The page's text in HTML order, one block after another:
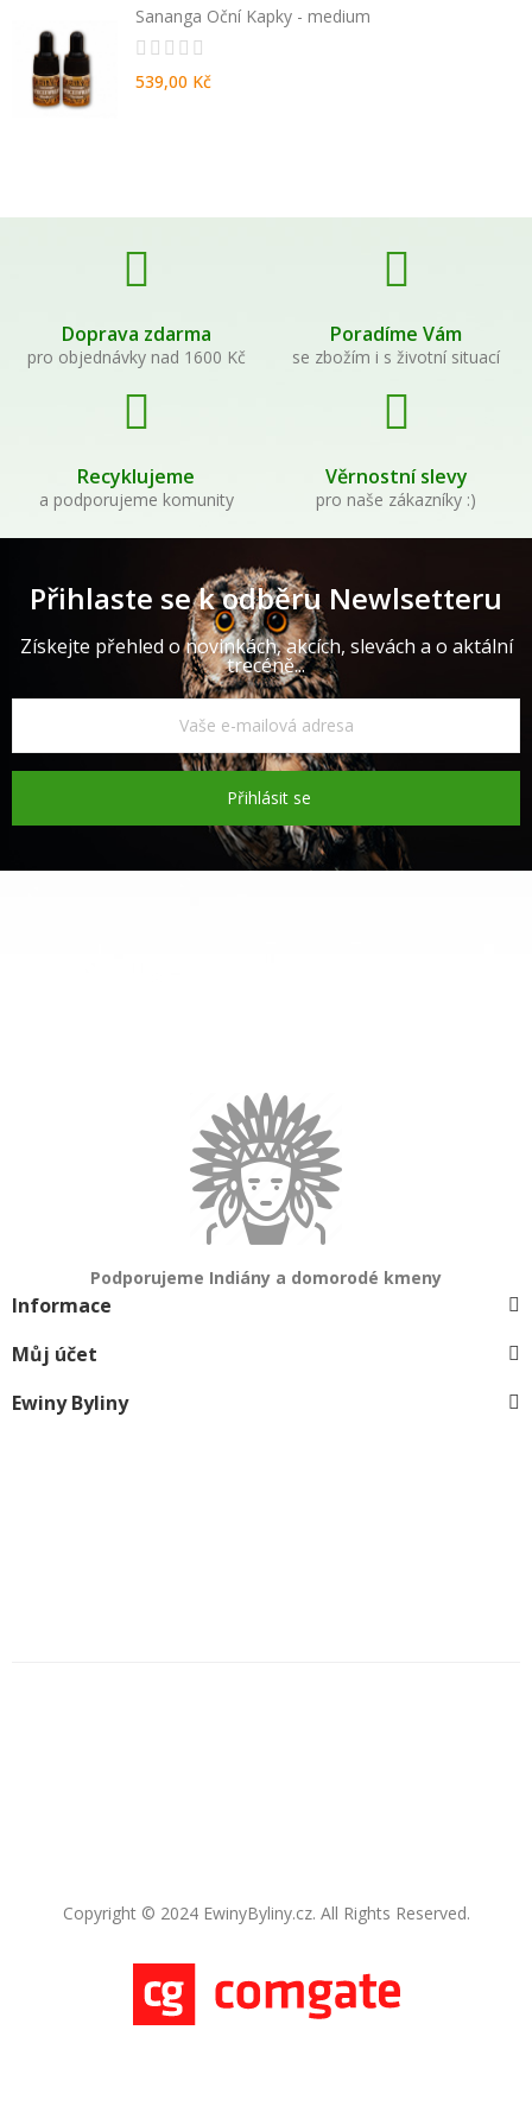
Sananga Oční Kapky - medium
539,00 Kč
Doprava zdarma
pro objednávky nad 1600 Kč
Poradíme Vám
se zbožím i s životní situací
Recyklujeme
a podporujeme komunity
Věrnostní slevy
pro naše zákazníky :)
Přihlaste se k odběru Newlsetteru
Získejte přehled o novinkách, akcích, slevách a o aktální
trecéně...
Přihlásit se
Podporujeme Indiány a domorodé kmeny
Informace
Můj účet
Ewiny Byliny
Copyright © 2024 EwinyByliny.cz. All Rights Reserved.